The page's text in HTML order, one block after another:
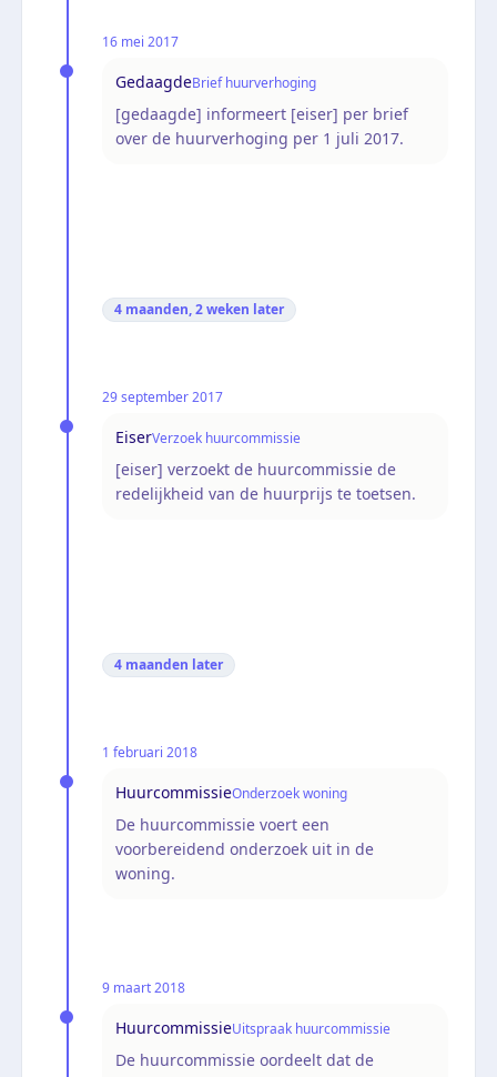
16 mei 2017
GedaagdeBrief huurverhoging
[gedaagde] informeert [eiser] per brief
over de huurverhoging per 1 juli 2017.
4 maanden, 2 weken later
29 september 2017
EiserVerzoek huurcommissie
[eiser] verzoekt de huurcommissie de
redelijkheid van de huurprijs te toetsen.
4 maanden later
1 februari 2018
HuurcommissieOnderzoek woning
De huurcommissie voert een
voorbereidend onderzoek uit in de
woning.
9 maart 2018
HuurcommissieUitspraak huurcommissie
De huurcommissie oordeelt dat de